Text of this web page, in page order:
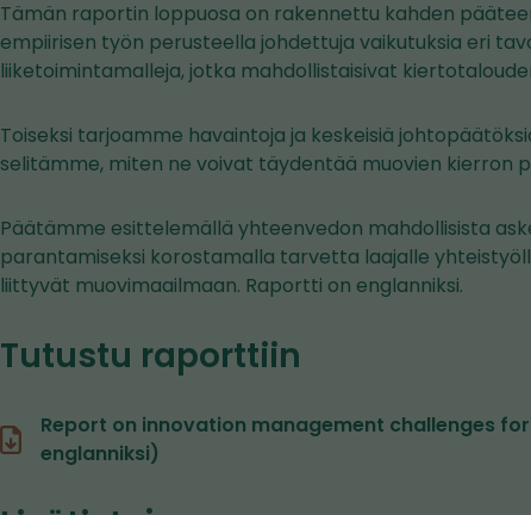
Tämän raportin loppuosa on rakennettu kahden
empiirisen työn perusteella johdettuja vaikutuksia eri
liiketoimintamalleja, jotka mahdollistaisivat
Toiseksi tarjoamme havaintoja ja keskeisiä
selitämme, miten ne voivat täydentää muovien kierron
Päätämme esittelemällä yhteenvedon mahdollisista
parantamiseksi korostamalla tarvetta laajalle
liittyvät muovimaailmaan. Raportti on englanniksi.
Tutustu raporttiin
Report on innovation management challenges
englanniksi)